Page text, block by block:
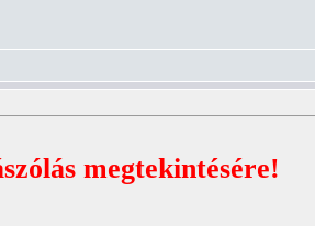
megtekintésére!